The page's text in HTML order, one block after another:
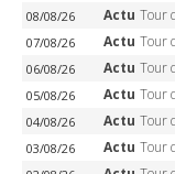
08/08/26 Actu Tour de France
07/08/26 Actu Tour de France
06/08/26 Actu Tour de
05/08/26 Actu Tour de France
04/08/26 Actu Tour de
03/08/26 Actu Tour de